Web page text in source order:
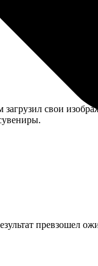
свои
превзошел